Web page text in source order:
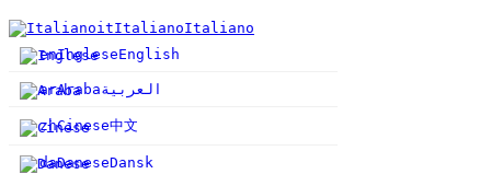
itItalianoItaliano
enIngleseEnglish
arArabaالعربية
zhCinese中文
daDaneseDansk